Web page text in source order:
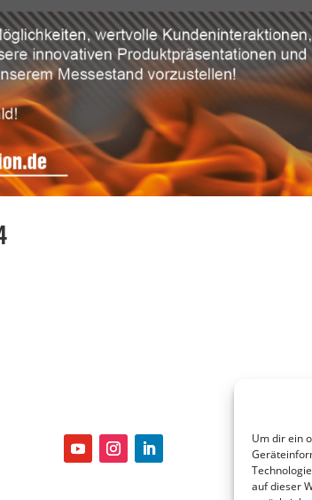
Um dir ein
auf dieser